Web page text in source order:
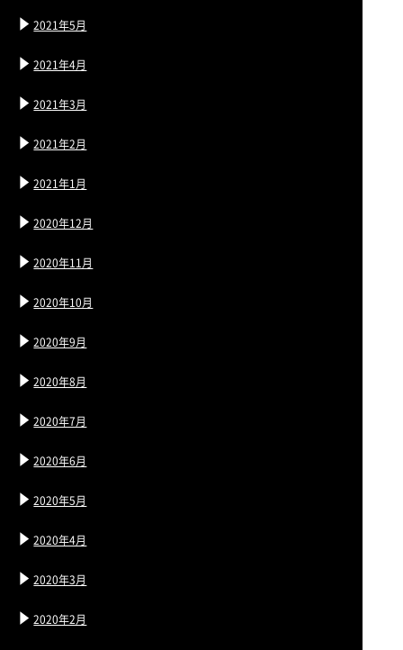
2021年5月
2021年4月
2021年3月
2021年2月
2021年1月
2020年12月
2020年11月
2020年10月
2020年9月
2020年8月
2020年7月
2020年6月
2020年5月
2020年4月
2020年3月
2020年2月